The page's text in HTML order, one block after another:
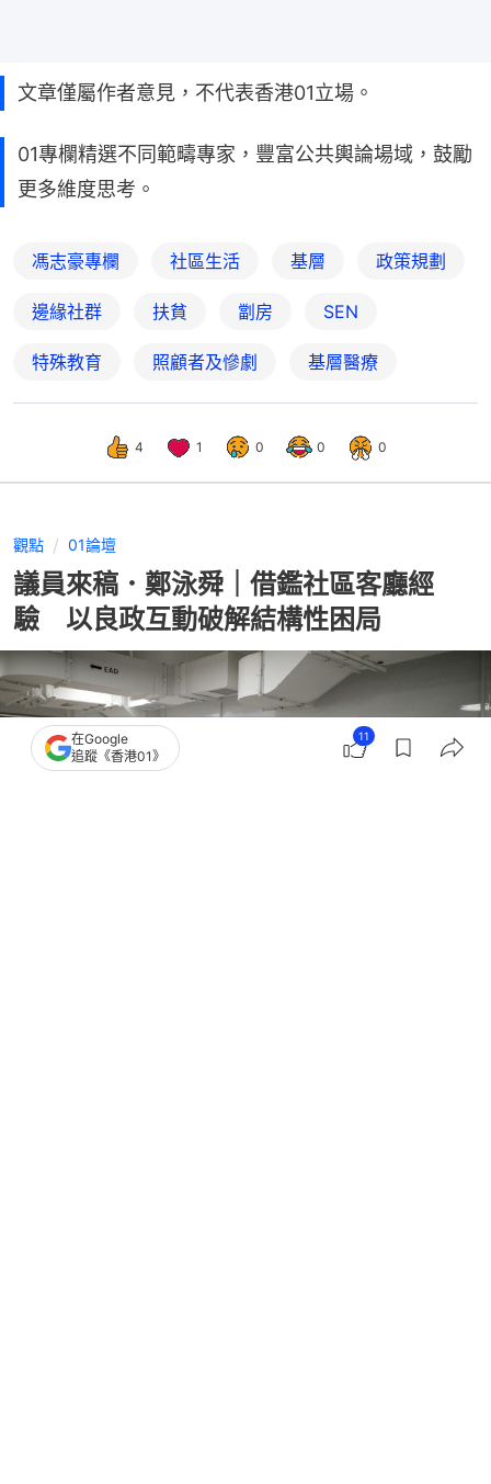
文章僅屬作者意見，不代表香港01立場。
01專欄精選不同範疇專家，豐富公共輿論場域，鼓勵
更多維度思考。
馮志豪專欄 社區生活 基層 政策規劃
邊緣社群 扶貧 劏房 SEN
特殊教育 照顧者及慘劇 基層醫療
4 1 0 0 0
觀點 01論壇
議員來稿．鄭泳舜｜借鑑社區客廳經
驗 以良政互動破解結構性困局
在Google
追蹤《香港01》
11